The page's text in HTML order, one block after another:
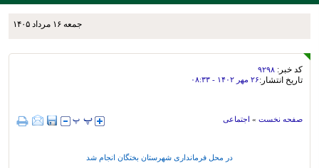
جمعه ۱۶ مرداد ۱۴۰۵
کد خبر: ۹۲۹۸
تاریخ انتشار:۲۶ مهر ۱۴۰۲ - ۰۸:۳۳
صفحه نخست » اجتماعی
در محل فرمانداری شهرستان بختگان انجام شد